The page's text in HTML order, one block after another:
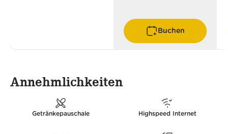
Buchen
Annehmlichkeiten
Getränkepauschale Highspeed Internet